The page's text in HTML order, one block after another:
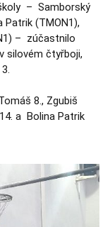
– Samborský
Patrik (TMON1),
– zúčastnilo
silovém čtyřboji,
8., Zgubiš
a Bolina Patrik